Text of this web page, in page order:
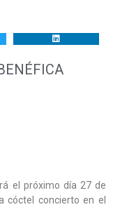
el próximo día 27 de
cóctel concierto en el